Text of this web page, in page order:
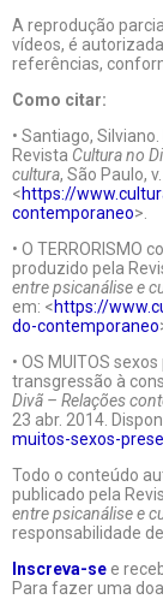
A reprodução
vídeos, é
referências,
Como citar:
• Santiago,
Revista Cultura no
cultura, São Paulo,
<https://
contemporaneo>.
• O TERRORISMO
produzido pela
entre psicanálise e
em: <https://
do-contemporaneo
• OS MUITOS
transgressão à
Divã – Relações
23 abr. 2014.
muitos-sexos-
Todo o conteúdo
publicado pela
entre psicanálise e
responsabilidade
Inscreva-se e
Para fazer uma